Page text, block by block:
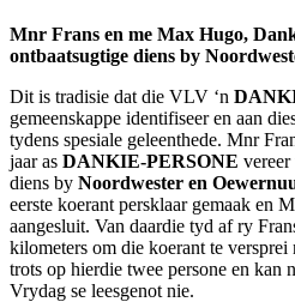
Mnr Frans en me Max Hugo,
ontbaatsugtige diens by
Dit is tradisie dat die VLV ‘n
gemeenskappe identifiseer en aan
tydens spesiale geleenthede. Mnr
jaar as DANKIE-PERSONE
diens by Noordwester en
eerste koerant persklaar gemaak en
aangesluit. Van daardie tyd af ry
kilometers om die koerant te
trots op hierdie twee persone en kan
Vrydag se leesgenot nie.